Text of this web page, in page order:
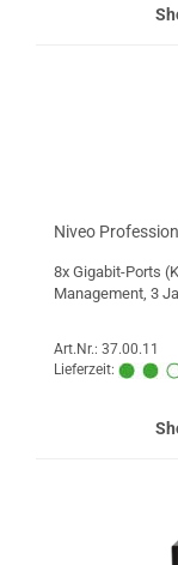
Niveo
8x Gigabit-Ports
Management, 3
Art.Nr.: 37.00.11
Lieferzeit: